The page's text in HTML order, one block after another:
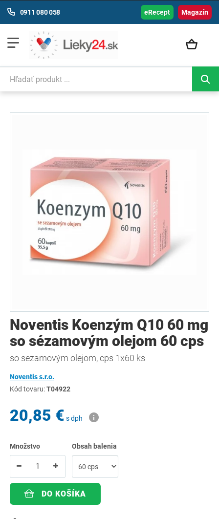
Magazín
0911 080 058 eRecept
Noventis Koenzým Q10 60 mg
so sézamovým olejom 60 cps
so sezamovým olejom, cps 1x60 ks
Noventis s.r.o.
Kód tovaru:T04922
20,85 € s dph
Množstvo Obsah balenia
DO KOŠÍKA